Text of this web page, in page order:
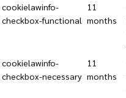
cookielawinfo-
checkbox-functional
11
months
cookielawinfo-
checkbox-necessary
11
months